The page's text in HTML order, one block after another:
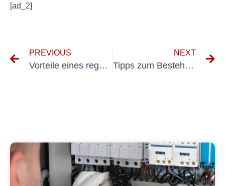
[ad_2]
PREVIOUS
Vorteile eines regelmäßigen Prüf- und Messprotokolls für die Aufrechterhaltung der Leistung elektrischer Systeme
NEXT
Tipps zum Bestehen der DGUV V3-Prüfung für Schutzklasse 3